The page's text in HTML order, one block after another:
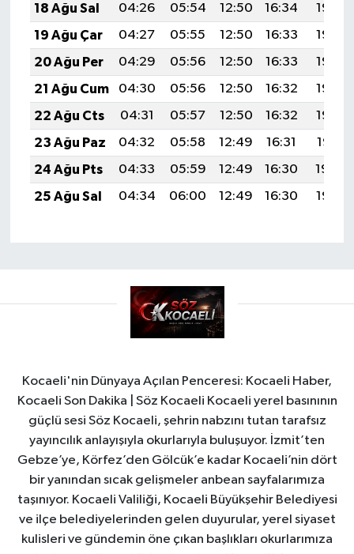
18 Ağu Sal
04:26 05:54 12:50 16:34
19:37
19 Ağu Çar
04:27 05:55 12:50 16:33
19:36
20 Ağu Per
04:29 05:56 12:50 16:33
19:35
21 Ağu Cum
04:30 05:56 12:50 16:32
19:33
22 Ağu Cts
04:31 05:57 12:50 16:32
19:32
23 Ağu Paz
04:32 05:58 12:49 16:31
19:31
24 Ağu Pts
04:33 05:59 12:49 16:30
19:29
25 Ağu Sal
04:34 06:00 12:49 16:30 19:28
Kocaeli'nin Dünyaya Açılan Penceresi: Kocaeli Haber,
Kocaeli Son Dakika | Söz Kocaeli Kocaeli yerel basınının
güçlü sesi Söz Kocaeli, şehrin nabzını tutan tarafsız
yayıncılık anlayışıyla okurlarıyla buluşuyor. İzmit’ten
Gebze’ye, Körfez’den Gölcük’e kadar Kocaeli’nin dört
bir yanından sıcak gelişmeler anbean sayfalarımıza
taşınıyor. Kocaeli Valiliği, Kocaeli Büyükşehir Belediyesi
ve ilçe belediyelerinden gelen duyurular, yerel siyaset
kulisleri ve gündemin öne çıkan başlıkları okurlarımıza